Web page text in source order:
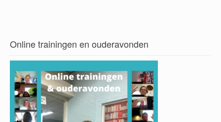
Online trainingen en ouderavonden